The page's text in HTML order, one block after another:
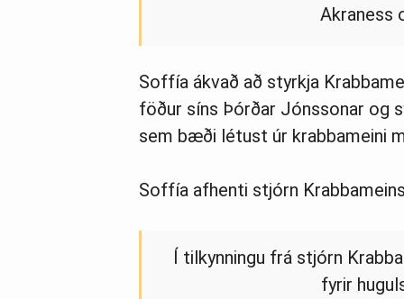
Akraness
Soffía ákvað að styrkja
föður síns Þórðar Jónssonar og
sem bæði létust úr krabbameini
Soffía afhenti stjórn
Í tilkynningu frá stjórn
fyrir